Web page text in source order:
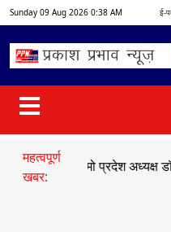
Sunday 09 Aug 2026 0:38 AM ई-
महत्वपूर्ण
खबर:
भाजयुमो प्रदेश अध्यक्ष डॉ.